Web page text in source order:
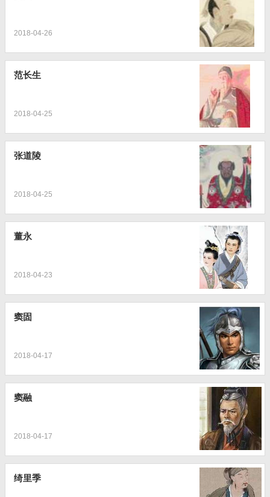
2018-04-26
范长生
2018-04-25
张道陵
2018-04-25
董永
2018-04-23
窦固
2018-04-17
窦融
2018-04-17
绮里季